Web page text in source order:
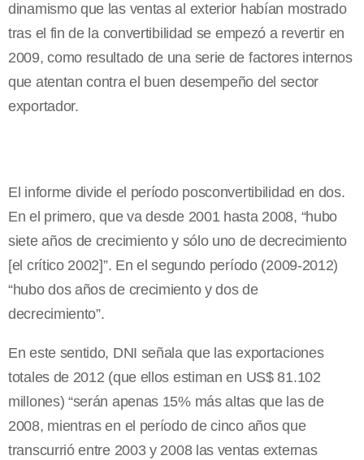
dinamismo que las ventas al exterior habían mostrado
tras el fin de la convertibilidad se empezó a revertir en
2009, como resultado de una serie de factores internos
que atentan contra el buen desempeño del sector
exportador.
El informe divide el período posconvertibilidad en dos.
En el primero, que va desde 2001 hasta 2008, “hubo
siete años de crecimiento y sólo uno de decrecimiento
[el crítico 2002]”. En el segundo período (2009-2012)
“hubo dos años de crecimiento y dos de
decrecimiento”.
En este sentido, DNI señala que las exportaciones
totales de 2012 (que ellos estiman en US$ 81.102
millones) “serán apenas 15% más altas que las de
2008, mientras en el período de cinco años que
transcurrió entre 2003 y 2008 las ventas externas